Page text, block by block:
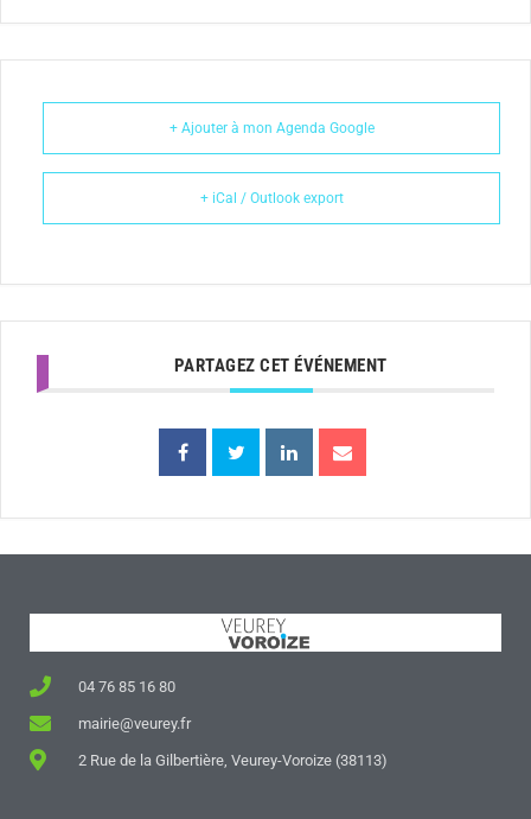
+ Ajouter à mon Agenda Google
+ iCal / Outlook export
PARTAGEZ CET ÉVÉNEMENT
04 76 85 16 80
mairie@veurey.fr
2 Rue de la Gilbertière, Veurey-Voroize (38113)